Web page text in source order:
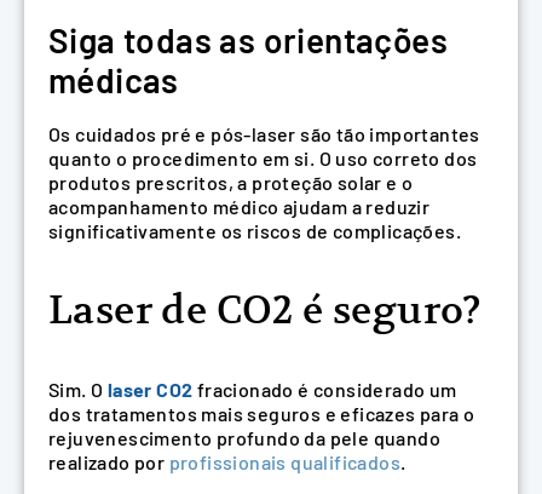
Siga todas as orientações
médicas
Os cuidados pré e pós-laser são tão importantes
quanto o procedimento em si. O uso correto dos
produtos prescritos, a proteção solar e o
acompanhamento médico ajudam a reduzir
significativamente os riscos de complicações.
Laser de CO2 é seguro?
Sim. O laser CO2 fracionado é considerado um
dos tratamentos mais seguros e eficazes para o
rejuvenescimento profundo da pele quando
realizado por profissionais qualificados.